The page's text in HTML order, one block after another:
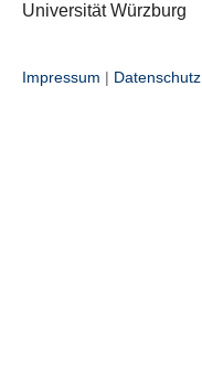
Universität Würzburg
Impressum | Datenschutz